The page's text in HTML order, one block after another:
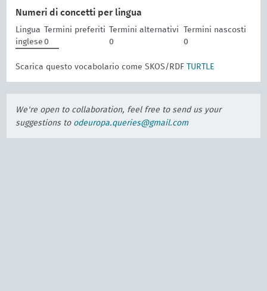
Numeri di concetti per lingua
Lingua Termini preferiti Termini alternativi
Termini nascosti
inglese 0 0 0
Scarica questo vocabolario come SKOS/RDF TURTLE
We're open to collaboration, feel free to send us your
suggestions to odeuropa.queries@gmail.com